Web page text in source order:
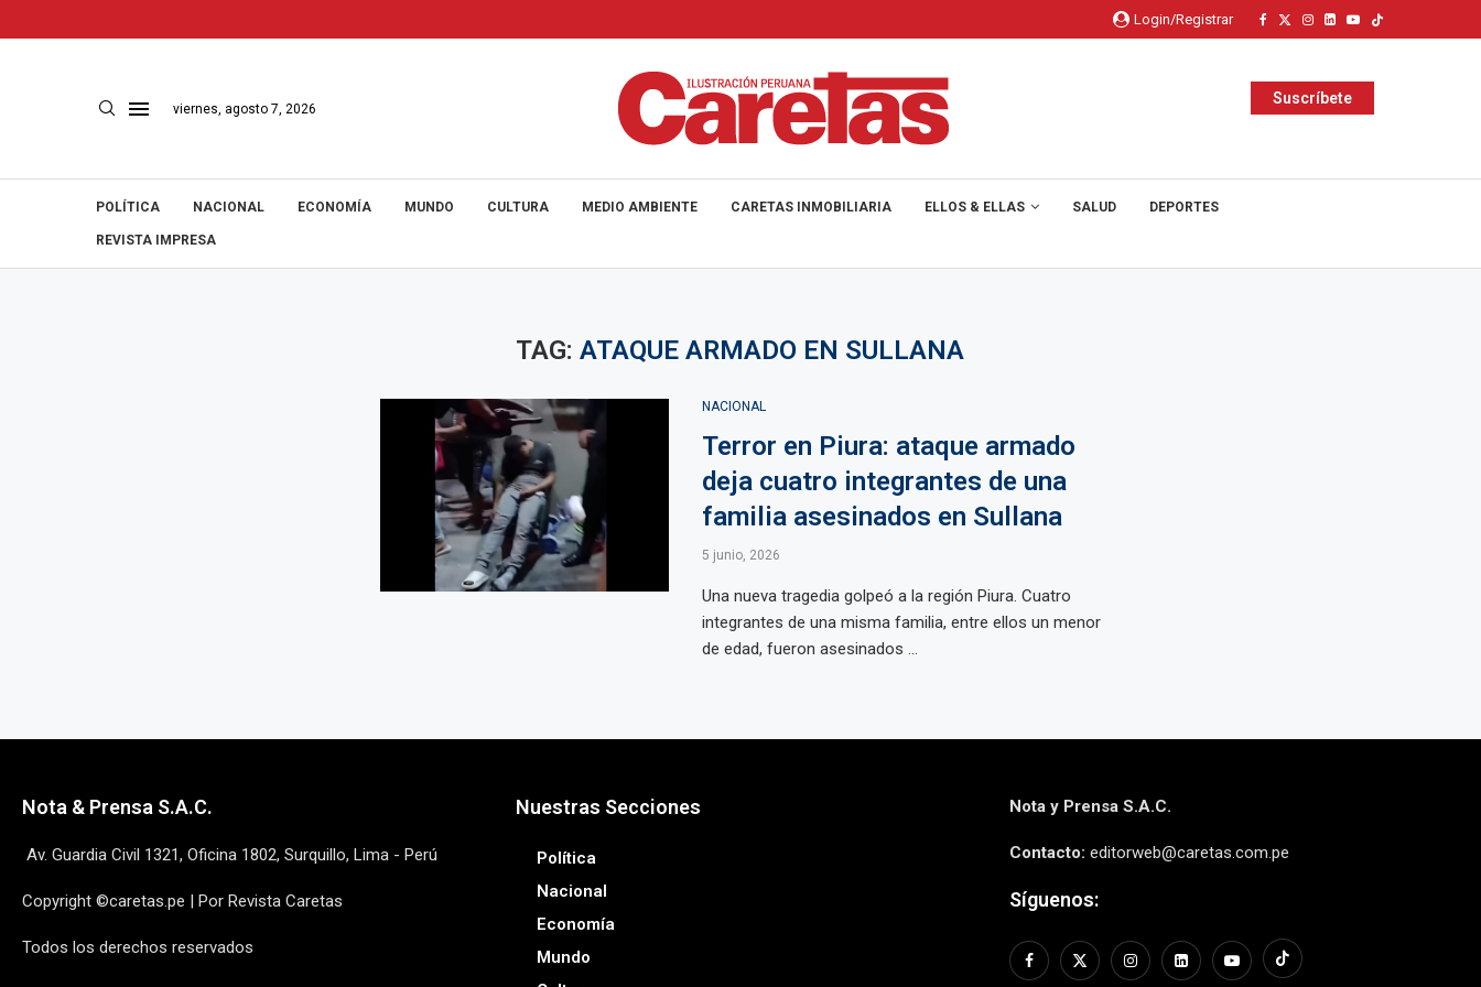
Login/Registrar
viernes, agosto 7, 2026
Suscríbete
POLÍTICA NACIONAL ECONOMÍA MUNDO CULTURA MEDIO AMBIENTE CARETAS INMOBILIARIA ELLOS & ELLAS SALUD DEPORTES
REVISTA IMPRESA
TAG:ATAQUE ARMADO EN SULLANA
NACIONAL
Terror en Piura: ataque armado
deja cuatro integrantes de una
familia asesinados en Sullana
5 junio, 2026
Una nueva tragedia golpeó a la región Piura. Cuatro
integrantes de una misma familia, entre ellos un menor
de edad, fueron asesinados ...
Nota & Prensa S.A.C.
Av. Guardia Civil 1321, Oficina 1802, Surquillo, Lima - Perú
Copyright ©caretas.pe | Por Revista Caretas
Todos los derechos reservados
Nuestras Secciones
Política
Nacional
Economía
Mundo
Nota y Prensa S.A.C.
Contacto: editorweb@caretas.com.pe
Síguenos: